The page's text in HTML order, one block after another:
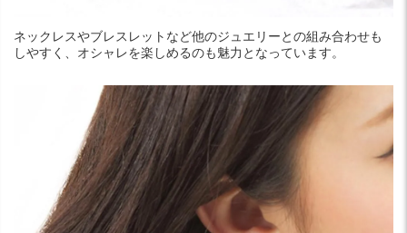
ネックレスやブレスレットなど他のジュエリーとの組み合わせも
しやすく、オシャレを楽しめるのも魅力となっています。